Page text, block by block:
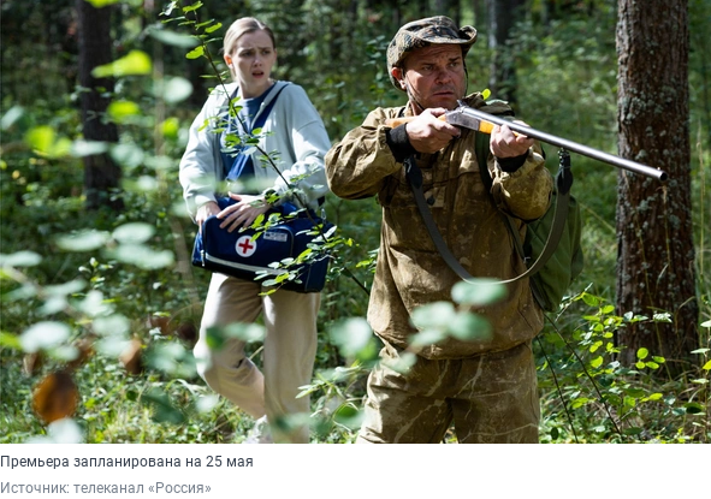
Премьера запланирована на 25 мая
Источник: телеканал «Россия»